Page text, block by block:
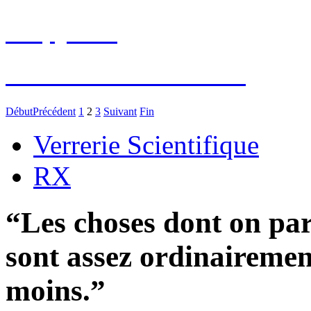
DébutPrécédent 1 2 3 Suivant Fin
Verrerie Scientifique
RX
“Les choses dont on
sont assez
moins.”